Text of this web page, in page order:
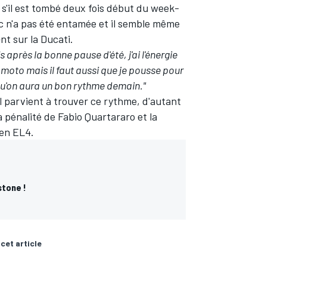
est tombé deux fois début du week-
n'a pas été entamée et il semble même
sur la Ducati.
la bonne pause d'été, j'ai l'énergie
mais il faut aussi que je pousse pour
aura un bon rythme demain."
parvient à trouver ce rythme, d'autant
de Fabio Quartararo et la
EL4.
!
cet article